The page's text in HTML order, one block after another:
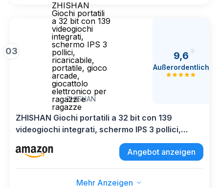
03
ZHISHAN
Giochi portatili
a 32 bit con 139
videogiochi
integrati,
schermo IPS 3
pollici,
ricaricabile,
portatile, gioco
arcade,
giocattolo
elettronico per
ragazzi e
ragazze
ZHISHAN
9,6
Außerordentlich
ZHISHAN Giochi portatili a 32 bit con 139
videogiochi integrati, schermo IPS 3 pollici,
ricaricabile, portatile, gioco arcade, giocattolo
elettronico per ragazzi e ragazzeAngebot anzeigen
Mehr Anzeigen